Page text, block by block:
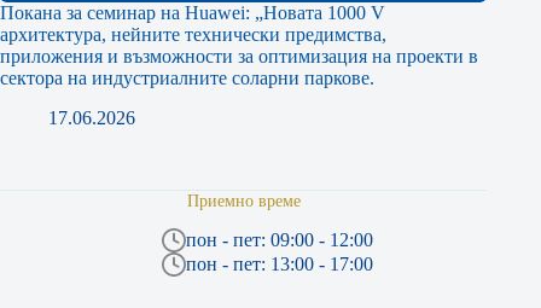
Покана за семинар на Huawei: „Новата 1000 V
архитектура, нейните технически предимства,
приложения и възможности за оптимизация на проекти в
сектора на индустриалните соларни паркове.
17.06.2026
Приемно време
пон - пет: 09:00 - 12:00
пон - пет: 13:00 - 17:00